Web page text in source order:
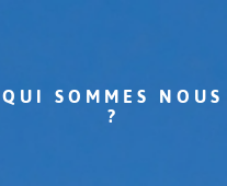
QUI SOMMES NOUS
?